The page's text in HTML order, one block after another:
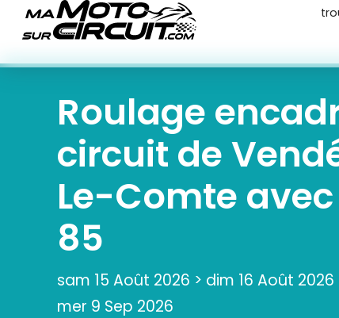
Roulage
circuit de
Le-Comte
85
sam 15 Août 2026 > dim 16 Août 2026
mer 9 Sep 2026